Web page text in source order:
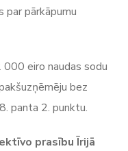
par pārkāpumu
eiro naudas sodu
bez
panta 2. punktu.
prasību Īrijā